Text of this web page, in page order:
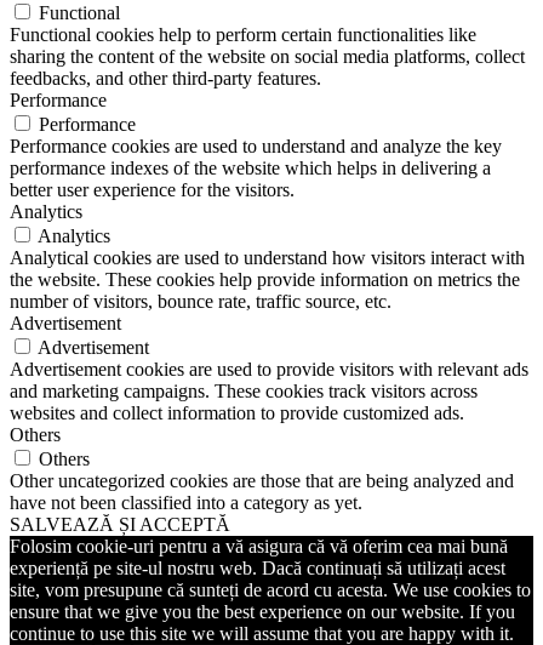
Functional
Functional cookies help to perform certain functionalities like
sharing the content of the website on social media platforms, collect
feedbacks, and other third-party features.
Performance
Performance
Performance cookies are used to understand and analyze the key
performance indexes of the website which helps in delivering a
better user experience for the visitors.
Analytics
Analytics
Analytical cookies are used to understand how visitors interact with
the website. These cookies help provide information on metrics the
number of visitors, bounce rate, traffic source, etc.
Advertisement
Advertisement
Advertisement cookies are used to provide visitors with relevant ads
and marketing campaigns. These cookies track visitors across
websites and collect information to provide customized ads.
Others
Others
Other uncategorized cookies are those that are being analyzed and
have not been classified into a category as yet.
SALVEAZĂ ȘI ACCEPTĂ
Folosim cookie-uri pentru a vă asigura că vă oferim cea mai bună
experiență pe site-ul nostru web. Dacă continuați să utilizați acest
site, vom presupune că sunteți de acord cu acesta. We use cookies to
ensure that we give you the best experience on our website. If you
continue to use this site we will assume that you are happy with it.